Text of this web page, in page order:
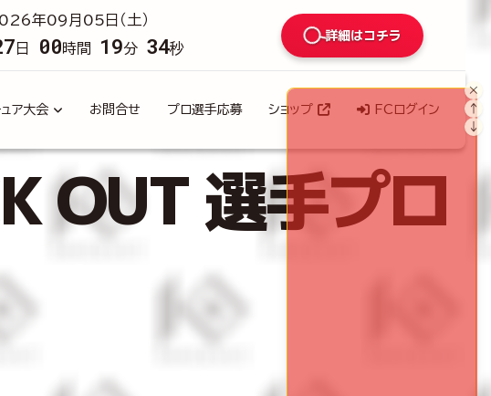
年09月05日（土）
日 00時間 19分 32秒
詳細はコチラ
ア大会 お問合せ プロ選手応募 ショップ FCログイン
OUT 選手プロ
×
↑
↓